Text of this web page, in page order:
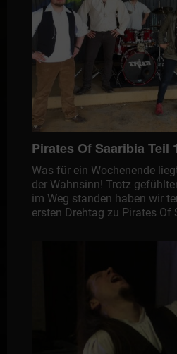
Pirates Of Saaribia Teil 1
Was für ein Wochenende
der Wahnsinn! Trotz
im Weg standen haben wir
ersten Drehtag zu Pirates Of